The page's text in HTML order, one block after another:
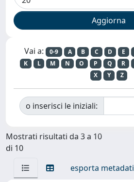
Vai a: 0-9 A B C D E
K
L M N O P Q R
X
Y Z
o inserisci le iniziali:
Mostrati risultati da 3 a 10
di 10
esporta metadati